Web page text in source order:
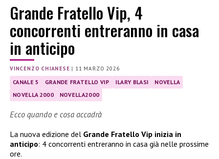
Grande Fratello Vip, 4
concorrenti entreranno in casa
in anticipo
VINCENZO CHIANESE | 11 MARZO 2026
CANALE 5 GRANDE FRATELLO VIP ILARY BLASI
NOVELLA
NOVELLA 2000
NOVELLA2000
Ecco quando e cosa accadrà
La nuova edizione del Grande Fratello Vip inizia in
anticipo: 4 concorrenti entreranno in casa già nelle prossime
ore.